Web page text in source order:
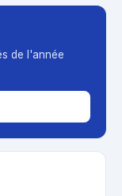
de l'année